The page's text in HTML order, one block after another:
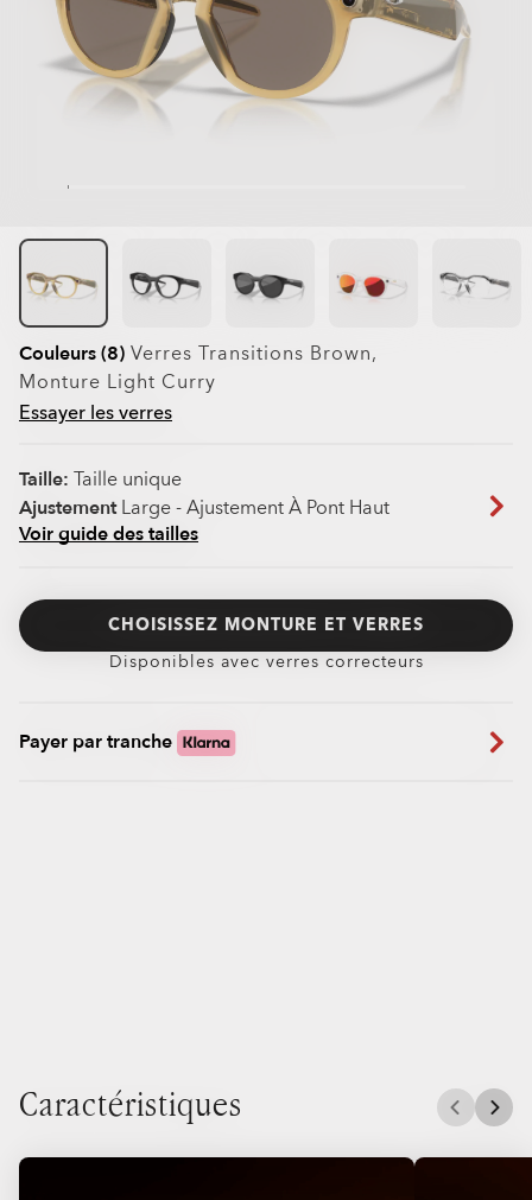
Couleurs (8) Verres Transitions Brown,
Monture Light Curry
Essayer les verres
Taille: Taille unique
AjustementLarge - Ajustement À Pont Haut
Voir guide des tailles
CHOISISSEZ MONTURE ET VERRES
Disponibles avec verres correcteurs
Payer par tranche
Caractéristiques